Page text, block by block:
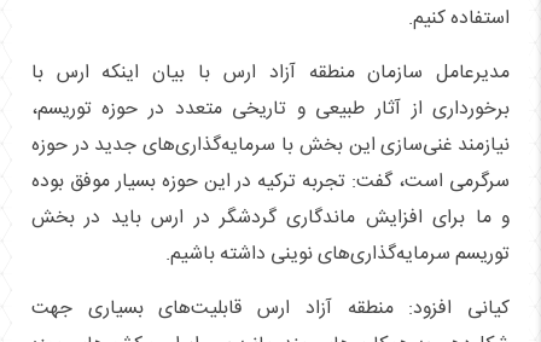
استفاده کنیم.
مدیرعامل سازمان منطقه آزاد ارس با بیان اینکه ارس با
برخورداری از آثار طبیعی و تاریخی متعدد در حوزه توریسم،
نیازمند غنی‌سازی این بخش با سرمایه‌گذاری‌های جدید در حوزه
سرگرمی است، گفت: تجربه ترکیه در این حوزه بسیار موفق بوده
و ما برای افزایش ماندگاری گردشگر در ارس باید در بخش
توریسم سرمایه‌گذاری‌های نوینی داشته باشیم.
کیانی افزود: منطقه آزاد ارس قابلیت‌های بسیاری جهت